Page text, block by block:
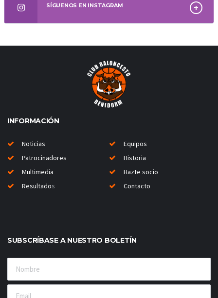
SÍGUENOS EN INSTAGRAM
INFORMACIÓN
Noticias
Equipos
Patrocinadores
Historia
Multimedia
Hazte socio
Resultados Contacto
SUBSCRÍBASE A NUESTRO BOLETÍN